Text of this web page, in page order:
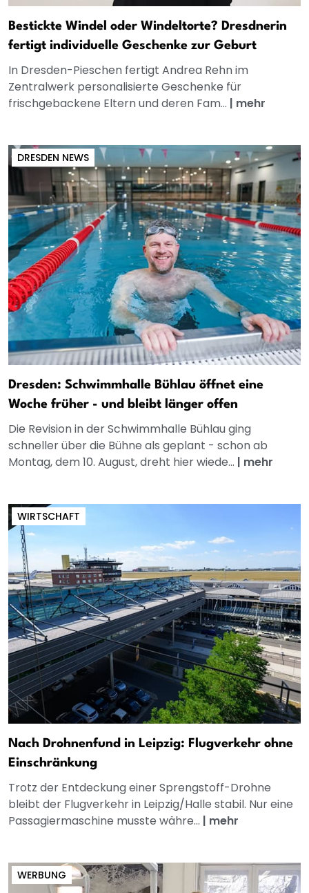
Bestickte Windel oder Windeltorte? Dresdnerin
fertigt individuelle Geschenke zur Geburt
In Dresden-Pieschen fertigt Andrea Rehn im
Zentralwerk personalisierte Geschenke für
frischgebackene Eltern und deren Fam... | mehr
DRESDEN NEWS
Dresden: Schwimmhalle Bühlau öffnet eine
Woche früher - und bleibt länger offen
Die Revision in der Schwimmhalle Bühlau ging
schneller über die Bühne als geplant - schon ab
Montag, dem 10. August, dreht hier wiede... | mehr
WIRTSCHAFT
Nach Drohnenfund in Leipzig: Flugverkehr ohne
Einschränkung
Trotz der Entdeckung einer Sprengstoff-Drohne
bleibt der Flugverkehr in Leipzig/Halle stabil. Nur eine
Passagiermaschine musste währe... | mehr
WERBUNG